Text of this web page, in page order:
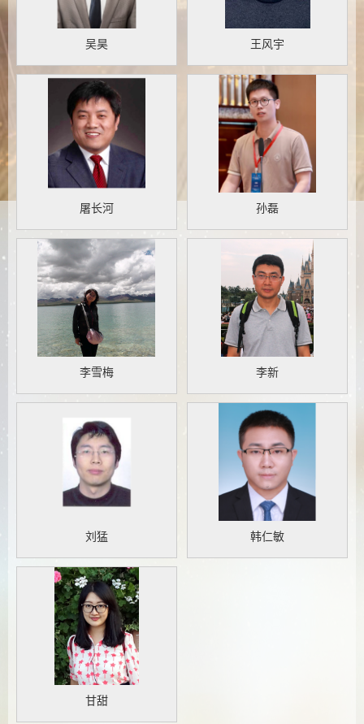
吴昊 王风宇
屠长河 孙磊
李雪梅 李新
刘猛 韩仁敏
甘甜